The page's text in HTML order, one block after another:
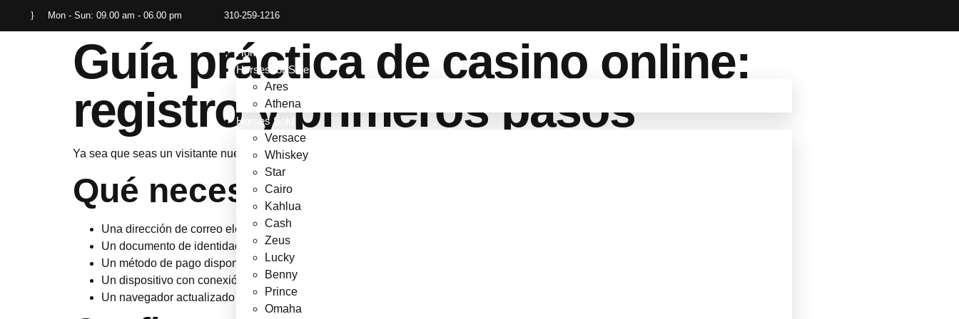
Mon - Sun: 09.00 am - 06.00 pm 310-259-1216
Home
Horses for Sale
Ares
Athena
Horses Sold
Versace
Whiskey
Star
Cairo
Kahlua
Cash
Zeus
Lucky
Benny
Prince
Omaha
Guía práctica de casino online:
registro y primeros pasos
Ya sea que seas un visitante nuevo o estés regresando a
Qué necesitas primero
Una dirección de correo electrónico válida.
Un documento de identidad oficial (DNI, pasaporte, etc.) para la verificación.
Un método de pago disponible (tarjeta, monedero electrónico o criptomoneda).
Un dispositivo con conexión a internet estable (PC, smartphone o tableta).
Un navegador actualizado (preferiblemente Chrome, Firefox o Safari).